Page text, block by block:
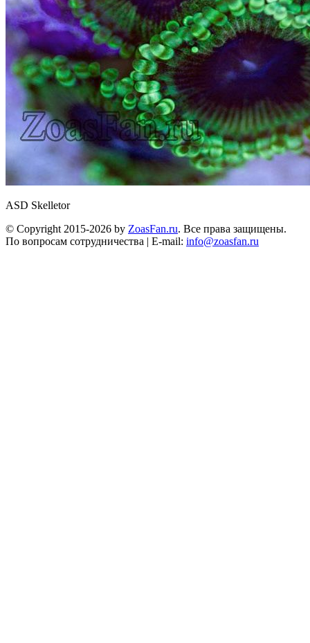
ASD Skelletor
© Copyright 2015-2026 by ZoasFan.ru. Все права защищены.
По вопросам сотрудничества | E-mail: info@zoasfan.ru